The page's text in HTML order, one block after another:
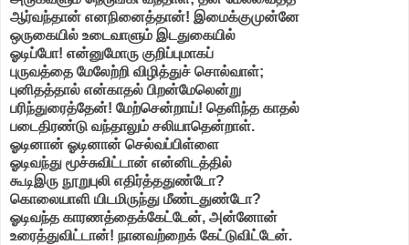
ஆர்வந்தான் எனநினைத்தான்! இமைக்குமுன்னே
ஒருகையில் உடைவாளும் இடதுகையில்
ஓடிப்போ! என்னுமோரு குறிப்புமாகப்
புருவத்தை மேலேற்றி விழித்துச் சொல்வாள்;
புனிதத்தால் என்காதல் பிறன்மேலென்று
பரிந்துரைத்தேன்! மேற்சென்றாய்! தெளிந்த காதல்
படைதிரண்டு வந்தாலும் சலியாதென்றாள்.
ஓடினான் ஓடினான் செல்வப்பிள்ளை
ஓடிவந்து மூச்சுவிட்டான் என்னிடத்தில்
கூடிஇரு நூறுபுலி எதிர்த்ததுண்டோ?
கொலையாளி யிடமிருந்து மீண்டதுண்டோ?
ஓடிவந்த காரணத்தைக்கேட்டேன், அன்னோன்
உரைத்துவிட்டான்! நானவற்றைக் கேட்டுவிட்டேன்.